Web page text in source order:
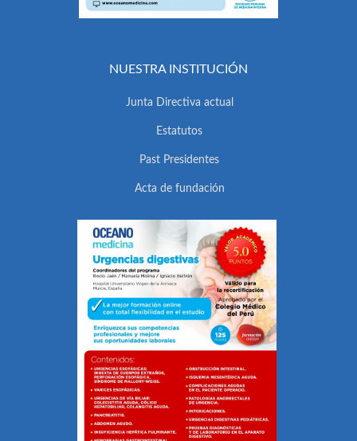
NUESTRA INSTITUCIÓN
Junta Directiva actual
Estatutos
Past Presidentes
Acta de fundación